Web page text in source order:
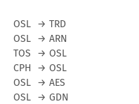
OSL → TRD
OSL → ARN
TOS → OSL
CPH → OSL
OSL → AES
OSL → GDN